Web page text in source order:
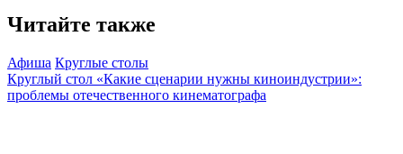
Читайте также
Афиша Круглые столы
Круглый стол «Какие сценарии нужны киноиндустрии»:
проблемы отечественного кинематографа